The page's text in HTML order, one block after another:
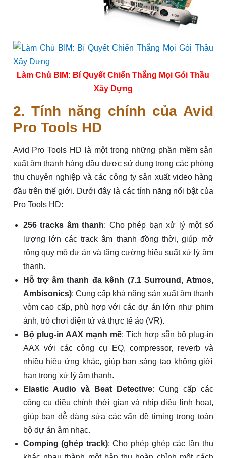
Làm Chủ BIM: Bí Quyết Chiến Thắng Mọi Gói Thầu
Xây Dựng
2. Tính năng chính của Avid
Pro Tools HD
Avid Pro Tools HD là một trong những phần mềm sản
xuất âm thanh hàng đầu được sử dụng trong các phòng
thu chuyên nghiệp và các công ty sản xuất video hàng
đầu trên thế giới. Dưới đây là các tính năng nổi bật của
Pro Tools HD:
256 tracks âm thanh: Cho phép bạn xử lý một số
lượng lớn các track âm thanh đồng thời, giúp mở
rộng quy mô dự án và tăng cường hiệu suất xử lý âm
thanh.
Hỗ trợ âm thanh đa kênh (7.1 Surround, Atmos,
Ambisonics): Cung cấp khả năng sản xuất âm thanh
vòm cao cấp, phù hợp với các dự án lớn như phim
ảnh, trò chơi điện tử và thực tế ảo (VR).
Bộ plug-in AAX mạnh mẽ: Tích hợp sẵn bộ plug-in
AAX với các công cụ EQ, compressor, reverb và
nhiều hiệu ứng khác, giúp bạn sáng tạo không giới
hạn trong xử lý âm thanh.
Elastic Audio và Beat Detective: Cung cấp các
công cụ điều chỉnh thời gian và nhịp điệu linh hoạt,
giúp bạn dễ dàng sửa các vấn đề timing trong toàn
bộ dự án âm nhạc.
Comping (ghép track): Cho phép ghép các lần thu